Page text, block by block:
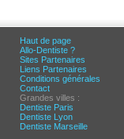
Haut de page
Allo-Dentiste ?
Sites Partenaires
Liens Partenaires
Conditions générales
Contact
Grandes villes :
Dentiste Paris
Dentiste Lyon
Dentiste Marseille